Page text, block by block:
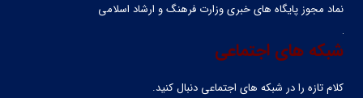
نماد مجوز پایگاه های خبری وزارت فرهنگ و ارشاد اسلامی
شبکه های اجتماعی
کلام تازه را در شبکه ‌های اجتماعی دنبال کنید.